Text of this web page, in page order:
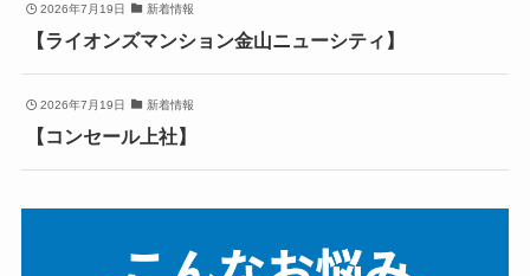
2026年7月19日 新着情報
【ライオンズマンション金山ニューシティ】
2026年7月19日 新着情報
【コンセール上社】